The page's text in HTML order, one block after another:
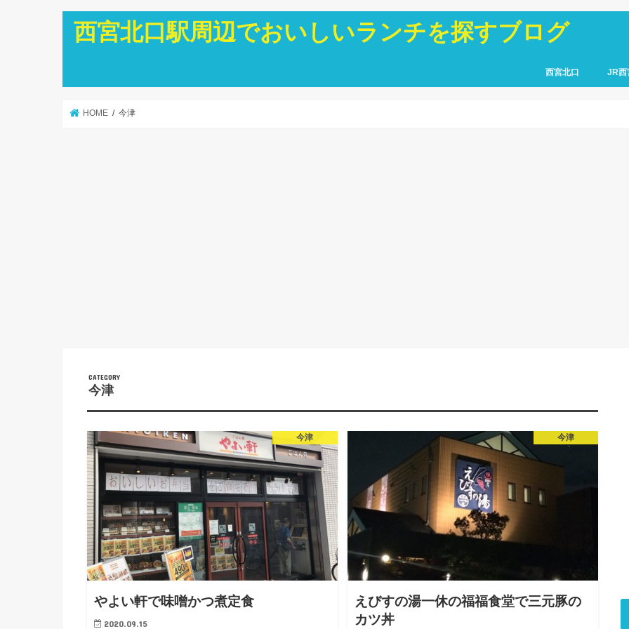
西宮北口駅周辺でおいしいランチを探すブログ
西宮北口 JR西
HOME 今津
今津
今津
やよい軒で味噌かつ煮定食
2020.09.15
今津
えびすの湯一休の福福食堂で三元豚の
カツ丼